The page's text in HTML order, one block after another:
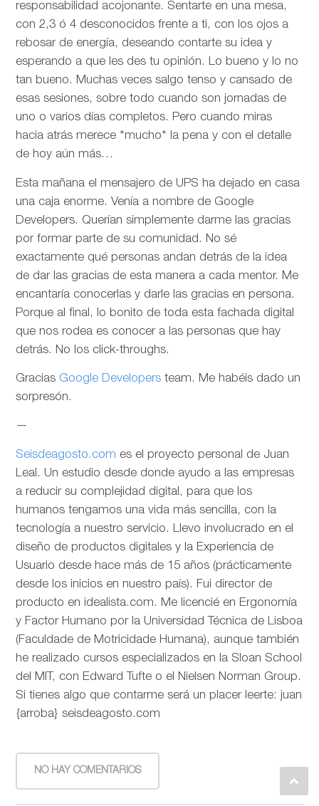
responsabilidad acojonante. Sentarte en una mesa,
con 2,3 ó 4 desconocidos frente a ti, con los ojos a
rebosar de energía, deseando contarte su idea y
esperando a que les des tu opinión. Lo bueno y lo no
tan bueno. Muchas veces salgo tenso y cansado de
esas sesiones, sobre todo cuando son jornadas de
uno o varios días completos. Pero cuando miras
hacia atrás merece *mucho* la pena y con el detalle
de hoy aún más…
Esta mañana el mensajero de UPS ha dejado en casa
una caja enorme. Venía a nombre de Google
Developers. Querían simplemente darme las gracias
por formar parte de su comunidad. No sé
exactamente qué personas andan detrás de la idea
de dar las gracias de esta manera a cada mentor. Me
encantaría conocerlas y darle las gracias en persona.
Porque al final, lo bonito de toda esta fachada digital
que nos rodea es conocer a las personas que hay
detrás. No los click-throughs.
Gracias Google Developers team. Me habéis dado un
sorpresón.
—
Seisdeagosto.com es el proyecto personal de Juan
Leal. Un estudio desde donde ayudo a las empresas
a reducir su complejidad digital, para que los
humanos tengamos una vida más sencilla, con la
tecnología a nuestro servicio. Llevo involucrado en el
diseño de productos digitales y la Experiencia de
Usuario desde hace más de 15 años (prácticamente
desde los inicios en nuestro país). Fui director de
producto en idealista.com. Me licencié en Ergonomía
y Factor Humano por la Universidad Técnica de Lisboa
(Faculdade de Motricidade Humana), aunque también
he realizado cursos especializados en la Sloan School
del MIT, con Edward Tufte o el Nielsen Norman Group.
Si tienes algo que contarme será un placer leerte: juan
{arroba} seisdeagosto.com
NO HAY COMENTARIOS